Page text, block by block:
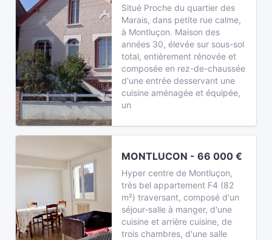
Situé Proche du quartier des
Marais, dans petite rue calme,
à Montluçon. Maison des
années 30, élevée sur sous-sol
total, entièrement rénovée et
composée en rez-de-chaussée
d'une entrée desservant une
cuisine aménagée et équipée,
un
MONTLUCON - 66 000 €
Hyper centre de Montluçon,
très bel appartement F4 (82
m²) traversant, composé d'un
séjour-salle à manger, d'une
cuisine et arrière cuisine, de
trois chambres, d'une salle